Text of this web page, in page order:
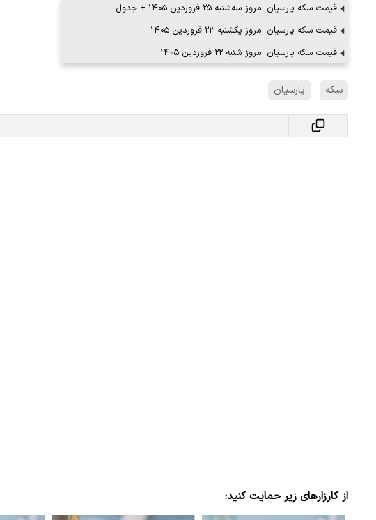
قیمت سکه پارسیان امروز سه‌شنبه ۲۵ فروردین ۱۴۰۵ + جدول
قیمت سکه پارسیان امروز یکشنبه ۲۳ فروردین ۱۴۰۵
قیمت سکه پارسیان امروز شنبه ۲۲ فروردین ۱۴۰۵
سکه پارسیان
از کارزارهای زیر حمایت کنید: